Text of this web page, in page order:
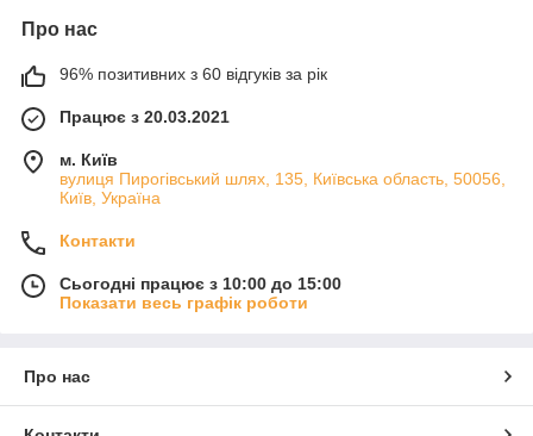
Про нас
96% позитивних з 60 відгуків за рік
Працює з 20.03.2021
м. Київ
вулиця Пирогівський шлях, 135, Київська область, 50056,
Київ, Україна
Контакти
Сьогодні працює з 10:00 до 15:00
Показати весь графік роботи
Про нас